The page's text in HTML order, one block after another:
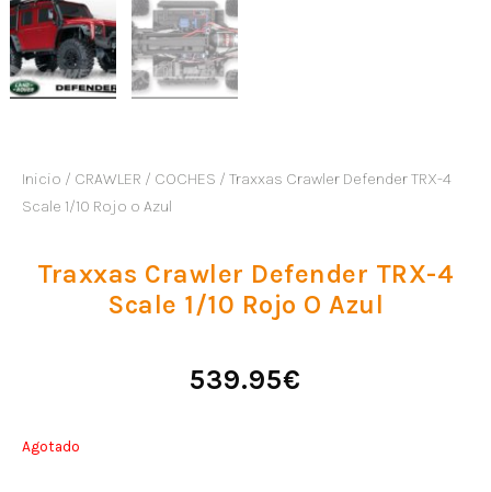
Inicio / CRAWLER / COCHES / Traxxas Crawler Defender TRX-4
Scale 1/10 Rojo o Azul
Traxxas Crawler Defender TRX-4
Scale 1/10 Rojo O Azul
539.95€
Agotado